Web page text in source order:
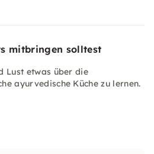
mitbringen solltest
Lust etwas über die
ayurvedische Küche zu lernen.